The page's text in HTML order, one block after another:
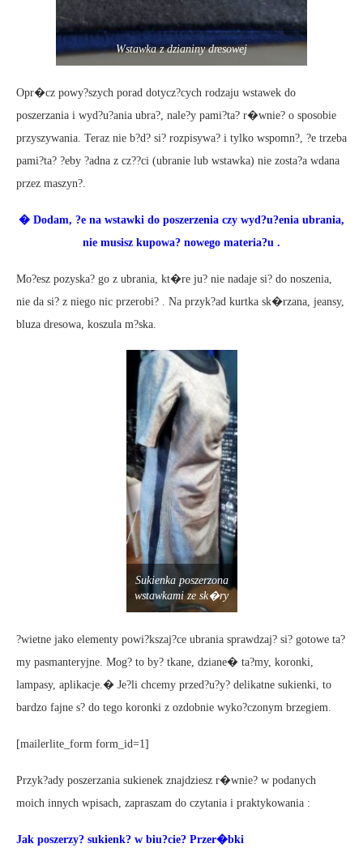
Wstawka z dzianiny dresowej
Opr�cz powy?szych porad dotycz?cych rodzaju wstawek do
poszerzania i wyd?u?ania ubra?, nale?y pami?ta? r�wnie? o sposobie
przyszywania. Teraz nie b?d? si? rozpisywa? i tylko wspomn?, ?e trzeba
pami?ta? ?eby ?adna z cz??ci (ubranie lub wstawka) nie zosta?a wdana
przez maszyn?.
� Dodam, ?e na wstawki do poszerzenia czy wyd?u?enia ubrania,
nie musisz kupowa? nowego materia?u .
Mo?esz pozyska? go z ubrania, kt�re ju? nie nadaje si? do noszenia,
nie da si? z niego nic przerobi? . Na przyk?ad kurtka sk�rzana, jeansy,
bluza dresowa, koszula m?ska.
Sukienka poszerzona
wstawkami ze sk�ry
?wietne jako elementy powi?kszaj?ce ubrania sprawdzaj? si? gotowe ta?
my pasmanteryjne. Mog? to by? tkane, dziane� ta?my, koronki,
lampasy, aplikacje.� Je?li chcemy przed?u?y? delikatne sukienki, to
bardzo fajne s? do tego koronki z ozdobnie wyko?czonym brzegiem.
[mailerlite_form form_id=1]
Przyk?ady poszerzania sukienek znajdziesz r�wnie? w podanych
moich innych wpisach, zapraszam do czytania i praktykowania :
Jak poszerzy? sukienk? w biu?cie? Przer�bki